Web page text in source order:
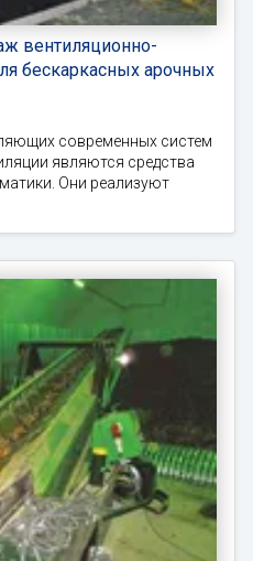
вентиляционно-
бескаркасных арочных
современных систем
являются средства
Они реализуют